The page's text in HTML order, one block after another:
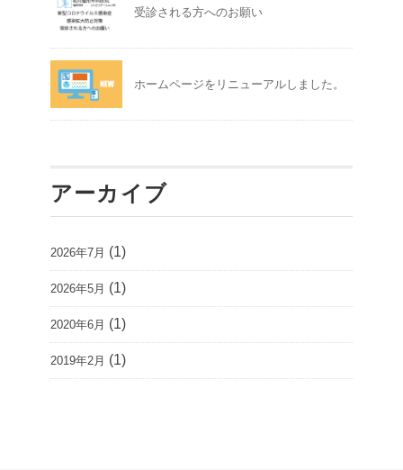
受診される方へのお願い
ホームページをリニューアルしました。
アーカイブ
2026年7月 (1)
2026年5月 (1)
2020年6月 (1)
2019年2月 (1)